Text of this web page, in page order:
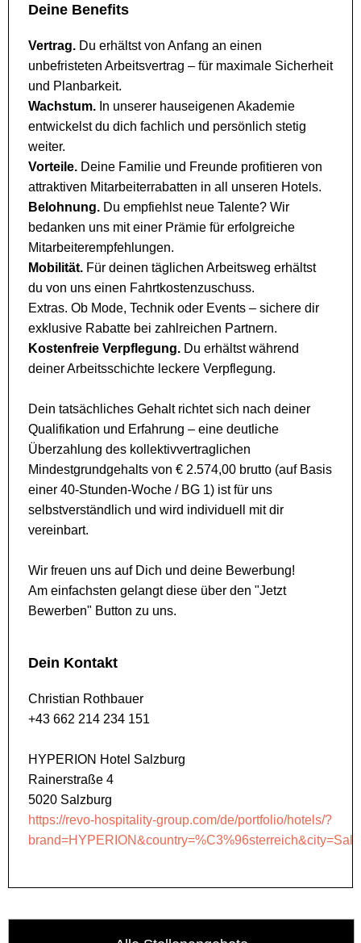
Deine Benefits
Vertrag. Du erhältst von Anfang an einen
unbefristeten Arbeitsvertrag – für maximale Sicherheit
und Planbarkeit.
Wachstum. In unserer hauseigenen Akademie
entwickelst du dich fachlich und persönlich stetig
weiter.
Vorteile. Deine Familie und Freunde profitieren von
attraktiven Mitarbeiterrabatten in all unseren Hotels.
Belohnung. Du empfiehlst neue Talente? Wir
bedanken uns mit einer Prämie für erfolgreiche
Mitarbeiterempfehlungen.
Mobilität. Für deinen täglichen Arbeitsweg erhältst
du von uns einen Fahrtkostenzuschuss.
Extras. Ob Mode, Technik oder Events – sichere dir
exklusive Rabatte bei zahlreichen Partnern.
Kostenfreie Verpflegung. Du erhältst während
deiner Arbeitsschichte leckere Verpflegung.
Dein tatsächliches Gehalt richtet sich nach deiner
Qualifikation und Erfahrung – eine deutliche
Überzahlung des kollektivvertraglichen
Mindestgrundgehalts von € 2.574,00 brutto (auf Basis
einer 40-Stunden-Woche / BG 1) ist für uns
selbstverständlich und wird individuell mit dir
vereinbart.
Wir freuen uns auf Dich und deine Bewerbung!
Am einfachsten gelangt diese über den "Jetzt
Bewerben" Button zu uns.
Dein Kontakt
Christian Rothbauer
+43 662 214 234 151
HYPERION Hotel Salzburg
Rainerstraße 4
5020 Salzburg
https://revo-hospitality-group.com/de/portfolio/hotels/?